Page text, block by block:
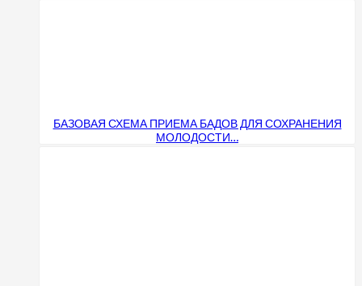
БАЗОВАЯ СХЕМА ПРИЕМА БАДОВ ДЛЯ СОХРАНЕНИЯ
МОЛОДОСТИ…